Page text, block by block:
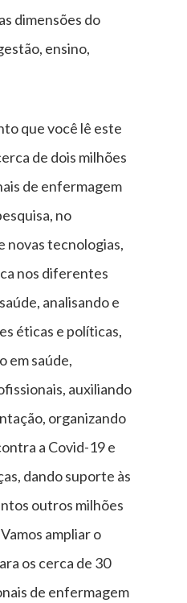
dimensões do
ensino,
que você lê este
de dois milhões
de enfermagem
no
novas tecnologias,
nos diferentes
analisando e
éticas e políticas,
em saúde,
auxiliando
organizando
a Covid-19 e
dando suporte às
outros milhões
ampliar o
os cerca de 30
de enfermagem